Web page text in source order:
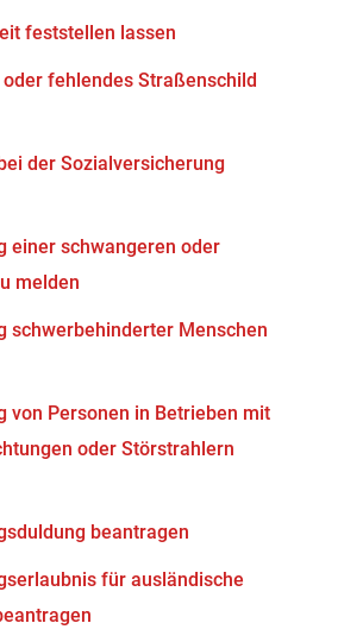
feststellen lassen
fehlendes Straßenschild
der Sozialversicherung
einer schwangeren oder
melden
schwerbehinderter Menschen
von Personen in Betrieben mit
oder Störstrahlern
beantragen
für ausländische